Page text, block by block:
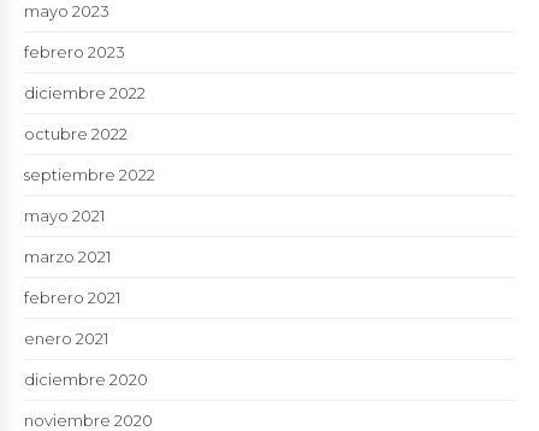
mayo 2023
febrero 2023
diciembre 2022
octubre 2022
septiembre 2022
mayo 2021
marzo 2021
febrero 2021
enero 2021
diciembre 2020
noviembre 2020